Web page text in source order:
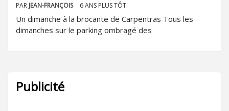
PAR JEAN-FRANÇOIS 6 ANS PLUS TÔT
Un dimanche à la brocante de Carpentras Tous les
dimanches sur le parking ombragé des
Publicité